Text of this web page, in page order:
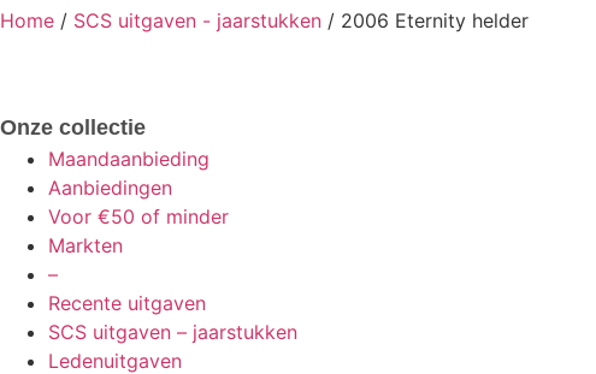
Home / SCS uitgaven - jaarstukken / 2006 Eternity helder
Onze collectie
Maandaanbieding
Aanbiedingen
Voor €50 of minder
Markten
–
Recente uitgaven
SCS uitgaven – jaarstukken
Ledenuitgaven